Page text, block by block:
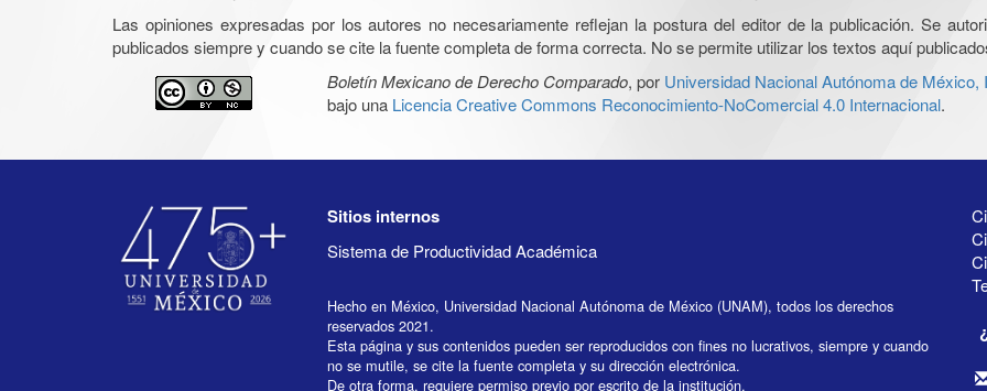
Las opiniones expresadas por los autores no necesariamente reflejan la postura del editor de la publicación. Se
publicados siempre y cuando se cite la fuente completa de forma correcta. No se permite utilizar los textos aquí
Boletín Mexicano de Derecho Comparado, por Universidad Nacional Autónoma de
bajo una Licencia Creative Commons Reconocimiento-NoComercial 4.0 Internacional.
Sitios internos
Sistema de Productividad Académica
Hecho en México, Universidad Nacional Autónoma de México (UNAM), todos los derechos
reservados 2021.
Esta página y sus contenidos pueden ser reproducidos con fines no lucrativos, siempre y cuando
no se mutile, se cite la fuente completa y su dirección electrónica.
De otra forma, requiere permiso previo por escrito de la institución.